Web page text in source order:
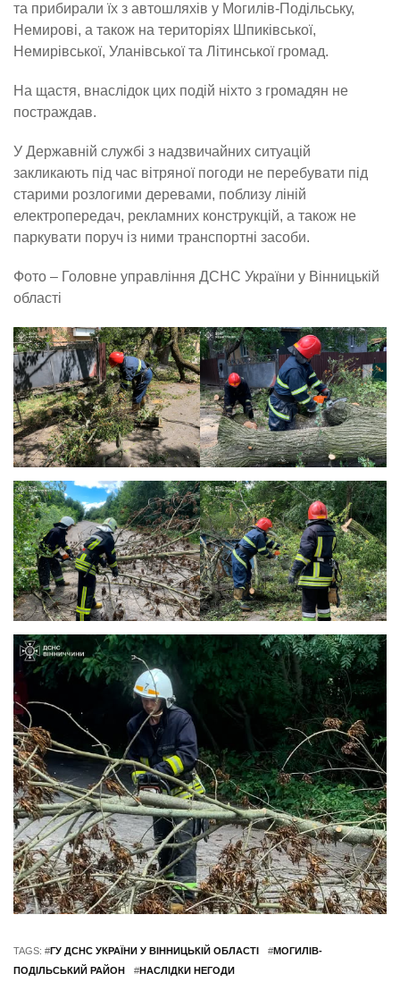
та прибирали їх з автошляхів у Могилів-Подільську,
Немирові, а також на територіях Шпиківської,
Немирівської, Уланівської та Літинської громад.
На щастя, внаслідок цих подій ніхто з громадян не
постраждав.
У Державній службі з надзвичайних ситуацій
закликають під час вітряної погоди не перебувати під
старими розлогими деревами, поблизу ліній
електропередач, рекламних конструкцій, а також не
паркувати поруч із ними транспортні засоби.
Фото – Головне управління ДСНС України у Вінницькій
області
TAGS: #ГУ ДСНС УКРАЇНИ У ВІННИЦЬКІЙ ОБЛАСТІ #МОГИЛІВ-
ПОДІЛЬСЬКИЙ РАЙОН
#НАСЛІДКИ НЕГОДИ